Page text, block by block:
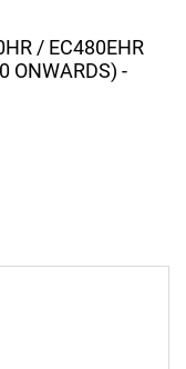
/ EC480EHR
ONWARDS) -